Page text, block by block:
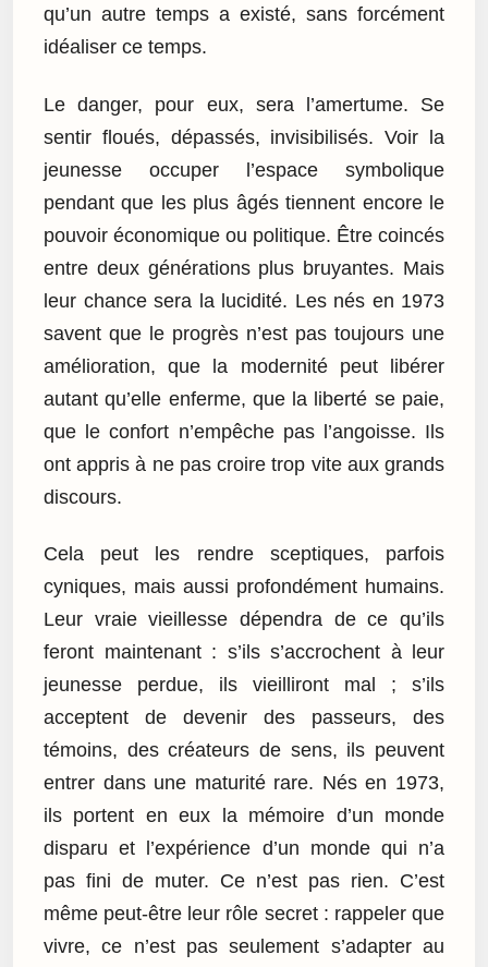
qu’un autre temps a existé, sans forcément
idéaliser ce temps.
Le danger, pour eux, sera l’amertume. Se
sentir floués, dépassés, invisibilisés. Voir la
jeunesse occuper l’espace symbolique
pendant que les plus âgés tiennent encore le
pouvoir économique ou politique. Être coincés
entre deux générations plus bruyantes. Mais
leur chance sera la lucidité. Les nés en 1973
savent que le progrès n’est pas toujours une
amélioration, que la modernité peut libérer
autant qu’elle enferme, que la liberté se paie,
que le confort n’empêche pas l’angoisse. Ils
ont appris à ne pas croire trop vite aux grands
discours.
Cela peut les rendre sceptiques, parfois
cyniques, mais aussi profondément humains.
Leur vraie vieillesse dépendra de ce qu’ils
feront maintenant : s’ils s’accrochent à leur
jeunesse perdue, ils vieilliront mal ; s’ils
acceptent de devenir des passeurs, des
témoins, des créateurs de sens, ils peuvent
entrer dans une maturité rare. Nés en 1973,
ils portent en eux la mémoire d’un monde
disparu et l’expérience d’un monde qui n’a
pas fini de muter. Ce n’est pas rien. C’est
même peut-être leur rôle secret : rappeler que
vivre, ce n’est pas seulement s’adapter au